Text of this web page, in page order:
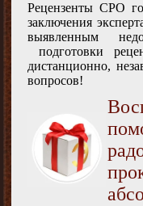
Рецензенты СРО
заключения
выявленным
подготовки
дистанционно,
вопросов!